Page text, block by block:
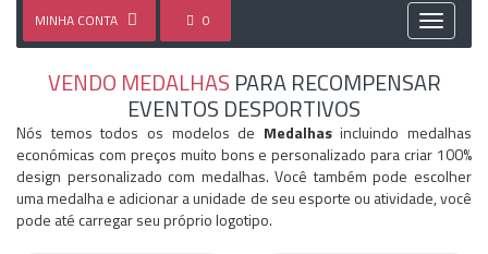
MINHA CONTA 0
Toggle
VENDO MEDALHAS PARA RECOMPENSAR
EVENTOS DESPORTIVOS
Nós temos todos os modelos de Medalhasincluindo medalhas
económicas com preços muito bons e personalizado para criar 100%
design personalizado com medalhas. Você também pode escolher
uma medalha e adicionar a unidade de seu esporte ou atividade, você
pode até carregar seu próprio logotipo.